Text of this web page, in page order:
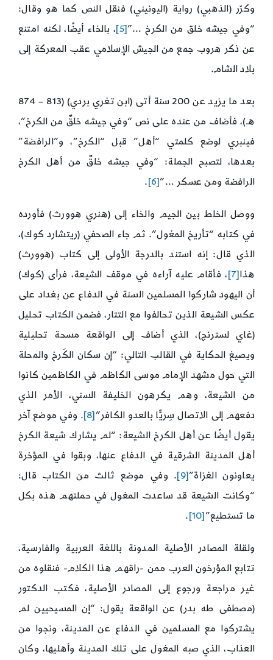
وكرّر (الذهبي) رواية (اليونيني) فنقل النص كما هو وقال:
“وفي جيشه خلق من الكرخ …”[5]
، بالخاء أيضًا، لكنه امتنع
عن ذكر هروب جمع من الجيش الإسلامي عقب المعركة إلى
بلاد الشام.
بعد ما يزيد عن 200 سنة أتى (ابن تغري بردي) (813 – 874
هـ)، فأضاف من عنده على نص “وفي جيشه خلقٌ من الكرخ”،
فينبري لوضع كلمتي “أهل” قبل “الكرخ”، و”الرافضة”
بعدها، لتصبح الجملة: “وفي جيشه خلقٌ من أهل الكرخ
الرافضة ومن عسكر …”[6]
.
ووصل الخلط بين الجيم والخاء إلى (هنري هوورث) فأورده
في كتابه “تأريخ المغول”. ثم جاء الصحفي (ريتشارد كوك)،
الذي قال: إنه استند بالدرجة الأولى إلى كتاب (هوورث)
هذا[7]
، فأقام عليه آراءه في موقف الشيعة، فرأى (كوك)
أن اليهود شاركوا المسلمين السنة في الدفاع عن بغداد على
عكس الشيعة الذين تحالفوا مع التتار، فضمن الكتاب تحليل
(غاي لسترنج)، الذي أضاف إلى الواقعة مسحة تحليلية
ويصيغ الحكاية في القالب التالي: “إن سكان الكَرخ والمحلة
التي حول مشهد الإمام موسى الكاظم في الكاظمين كانوا
من الشيعة، وهم يكرهون الخليفة السني، الأمر الذي
دفعهم إلى الاتصال سِريًّا بالعدو الكافر”[8]
. وفي موضع آخر
يقول أيضًا عن أهل الكرخ الشيعة: “لم يشارك شيعة الكرخ
أهل المدينة الشرقية في الدفاع عنها، وبقوا في المؤخرة
يعاونون الغزاة”[9]
. وفي موضع ثالث من الكتاب قال:
“وكانت الشيعة قد ساعدت المغول في حملتهم هذه بكل
ما تستطيع”[10]
.
ولقلة المصادر الأصلية المدونة باللغة العربية والفارسية،
تتابع المؤرخون العرب ممن -راقهم هذا الكلام- فنقلوه من
غير مراجعة ورجوع إلى المصادر الأصلية، فكتب الدكتور
(مصطفى طه بدر) عن الواقعة يقول: “إن المسيحيين لم
يشتركوا مع المسلمين في الدفاع عن المدينة، ونجوا من
العذاب، الذي صبه المغول على تلك المدينة وأهليها، وكان